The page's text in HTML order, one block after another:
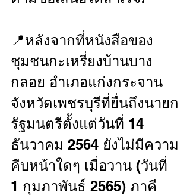
📍หลังจากที่หนังสือของ
ชุมชนกะเหรี่ยงบ้านบาง
กลอย อำเภอแก่งกระจาน
จังหวัดเพชรบุรีที่ยื่นถึงนายก
รัฐมนตรีตั้งแต่วันที่ 14
ธันวาคม 2564 ยังไม่มีความ
คืบหน้าใดๆ เมื่อวาน (วันที่
1 กุมภาพันธ์ 2565) ภาคี